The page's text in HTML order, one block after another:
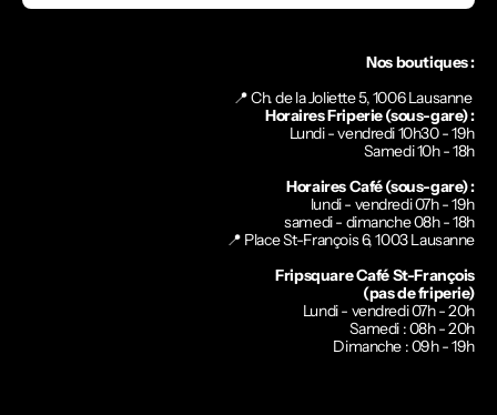
Nos boutiques :
📍 Ch. de la Joliette 5, 1006 Lausanne
Horaires Friperie (sous-gare) :
Lundi - vendredi 10h30 - 19h
Samedi 10h - 18h
Horaires Café (sous-gare) :
lundi - vendredi 07h - 19h
samedi - dimanche 08h - 18h
📍 Place St-François 6, 1003 Lausanne
Fripsquare Café St-François
(pas de friperie)
Lundi - vendredi 07h - 20h
Samedi : 08h - 20h
Dimanche : 09h - 19h